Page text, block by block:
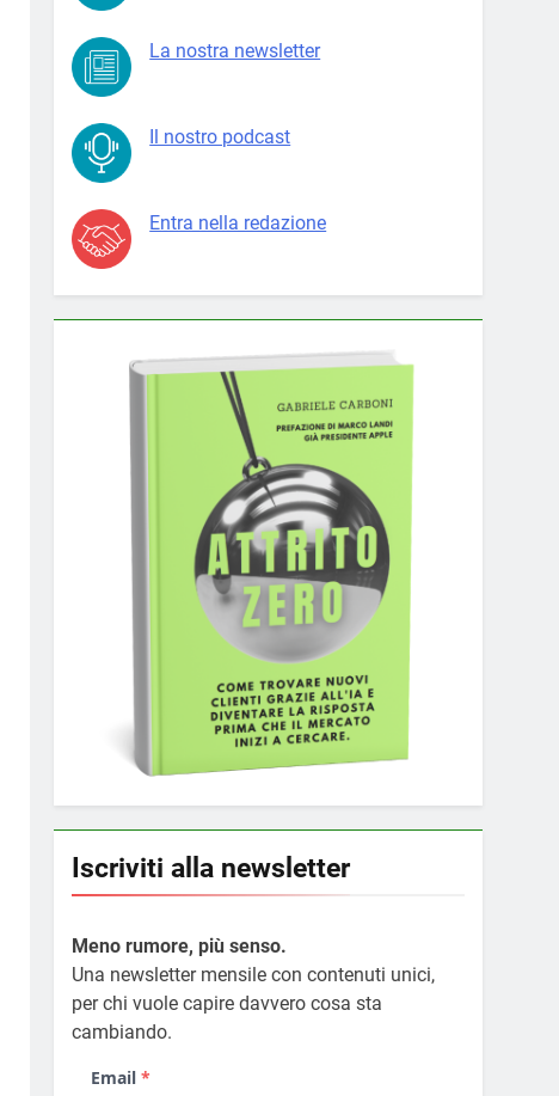
La nostra newsletter
Il nostro podcast
Entra nella redazione
Iscriviti alla newsletter
Meno rumore, più senso.
Una newsletter mensile con contenuti unici,
per chi vuole capire davvero cosa sta
cambiando.